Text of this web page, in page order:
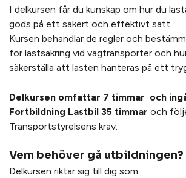
I delkursen får du kunskap om hur du
gods på ett säkert och effektivt sätt.
Kursen behandlar de regler och
för lastsäkring vid vägtransporter och
säkerställa att lasten hanteras på ett
Delkursen omfattar 7 timmar och
Fortbildning Lastbil 35 timmar och
Transportstyrelsens krav.
Vem behöver gå utbildningen?
Delkursen riktar sig till dig som: